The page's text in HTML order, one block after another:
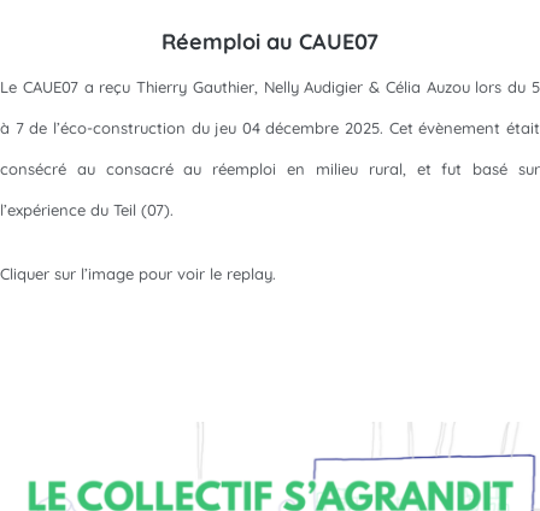
Réemploi au CAUE07
Le CAUE07 a reçu Thierry Gauthier, Nelly Audigier & Célia Auzou lors du 5
à 7 de l’éco-construction du jeu 04 décembre 2025. Cet évènement était
consécré au consacré au réemploi en milieu rural, et fut basé sur
l’expérience du Teil (07).
Cliquer sur l’image pour voir le replay.